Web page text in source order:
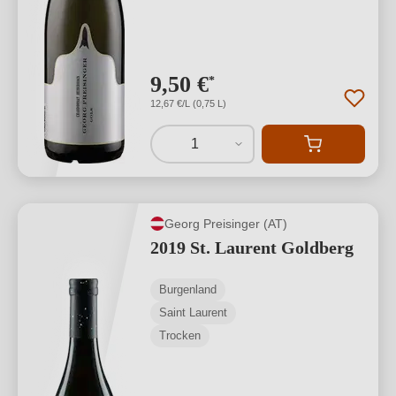
9,50 €*
12,67 €/L (0,75 L)
1
Georg Preisinger (AT)
2019 St. Laurent Goldberg
Burgenland
Saint Laurent
Trocken